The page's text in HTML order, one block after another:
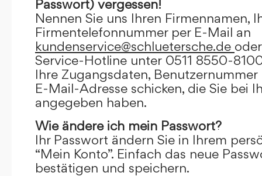
Passwort) vergessen!
Nennen Sie uns Ihren Firmennamen,
Firmentelefonnummer per E-Mail an
kundenservice@schluetersche.de
Service-Hotline unter 0511 8550-
Ihre Zugangsdaten,
E-Mail-Adresse schicken, die Sie bei
angegeben haben.
Wie ändere ich mein Passwort?
Ihr Passwort ändern Sie in Ihrem
“Mein Konto”. Einfach das neue
bestätigen und speichern.